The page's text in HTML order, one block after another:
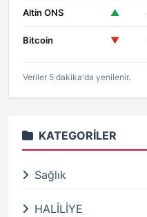
Altin ONS ▲
Bitcoin ▼
Veriler 5 dakika'da yenilenir.
KATEGORILER
Sağlık
HALİLİYE